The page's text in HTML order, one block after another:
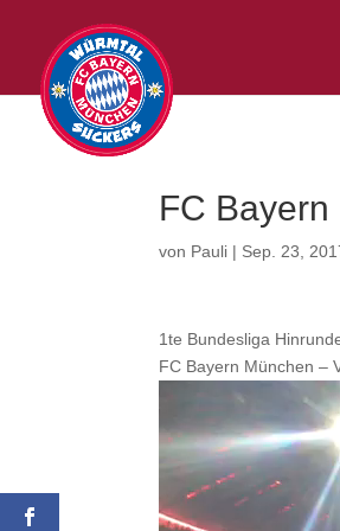
FC
von Pauli | Sep. 23,
1te Bundesliga
FC Bayern München –